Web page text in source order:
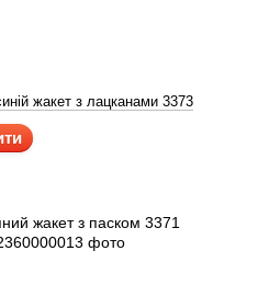
жакет з лацканами 3373